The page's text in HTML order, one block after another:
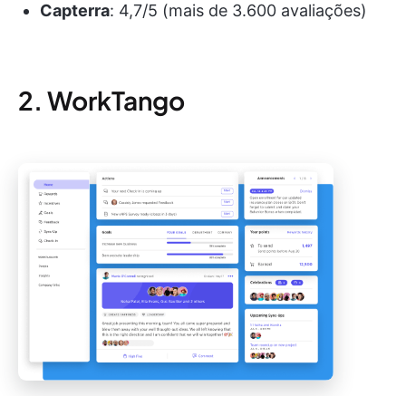
Capterra: 4,7/5 (mais de 3.600 avaliações)
2. WorkTango